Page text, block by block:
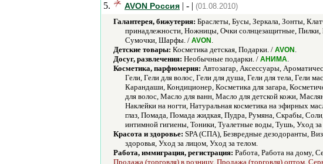
5. AVON Россия | - | (01.08.2010)
Галантерея, бижутерия: Браслеты, Бусы, Зеркала, Зонты,
принадлежности, Ножницы, Очки солнцезащитные, Пилки,
Сумочки, Шарфы. / AVON .
Детские товары: Косметика детская, Подарки. / AVON .
Досуг, развлечения: Необычные подарки. / АНИМА.
Косметика, парфюмерия: Автозагар, Аксессуары,
Гели, Гели для волос, Гели для душа, Гели для тела, Гели
Карандаши, Кондиционер, Косметика для загара,
для волос, Масло для ванн, Масло для детской кожи,
Наклейки на ногти, Натуральная косметика на эфирных
глаз, Помада, Помада жидкая, Пудра, Румяна, Скрабы,
интимной гигиены, Тоники, Туалетные воды, Тушь, Уход
Красота и здоровье: SPA (СПА), Безвредные дезодоранты,
здоровья, Уход за лицом, Уход за телом.
Работа, иммиграция, регистрация: Работа, Работа на дому,
Продажа (торговля) в розницу, Продажа (торговля) оптом,